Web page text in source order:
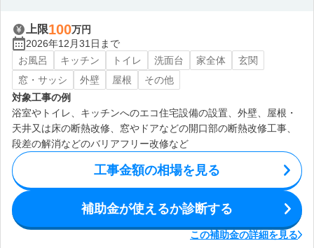
上限100万円
2026年12月31日まで
お風呂
キッチン トイレ 洗面台 家全体
玄関
窓・サッシ
外壁 屋根
その他
対象工事の例
浴室やトイレ、キッチンへのエコ住宅設備の設置、外壁、屋根・
天井又は床の断熱改修、窓やドアなどの開口部の断熱改修工事、
段差の解消などのバリアフリー改修など
工事金額の相場を見る
補助金が使えるか診断する
この補助金の詳細を見る